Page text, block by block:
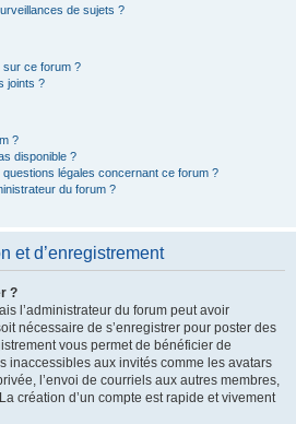
de sujets ?
sur ce forum ?
joints ?
?
disponible ?
légales concernant ce forum ?
du forum ?
et d’enregistrement
?
l’administrateur du forum peut avoir
nécessaire de s’enregistrer pour poster des
vous permet de bénéficier de
inaccessibles aux invités comme les avatars
l’envoi de courriels aux autres membres,
création d’un compte est rapide et vivement